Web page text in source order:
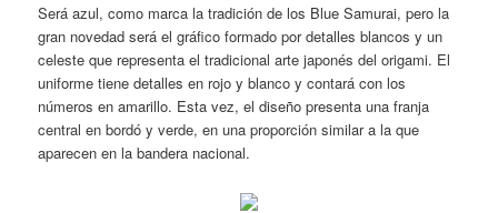
Será azul, como marca la tradición de los Blue Samurai, pero la
gran novedad será el gráfico formado por detalles blancos y un
celeste que representa el tradicional arte japonés del origami. El
uniforme tiene detalles en rojo y blanco y contará con los
números en amarillo. Esta vez, el diseño presenta una franja
central en bordó y verde, en una proporción similar a la que
aparecen en la bandera nacional.